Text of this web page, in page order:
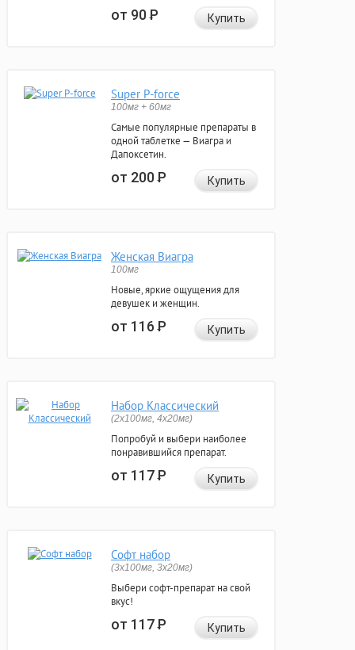
от 90Р Купить
Super P-force
100мг + 60мг
Самые популярные препараты в
одной таблетке — Виагра и
Дапоксетин.
от 200Р Купить
Женская Виагра
100мг
Новые, яркие ощущения для
девушек и женщин.
от 116Р Купить
Набор Классический
(2x100мг, 4x20мг)
Попробуй и выбери наиболее
понравившийся препарат.
от 117Р Купить
Софт набор
(3x100мг, 3x20мг)
Выбери софт-препарат на свой
вкус!
от 117Р Купить